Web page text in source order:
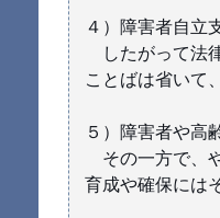
４）障害者自立
したがって法
ことばは省いて
５）障害者や高
その一方で、
育成や確保には